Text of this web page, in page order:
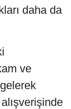
daha da
ve